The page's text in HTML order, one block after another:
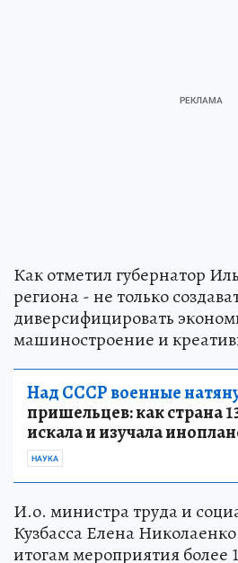
Как отметил губернатор
региона - не только
диверсифицировать
машиностроение и
Над СССР военные
пришельцев: как страна
искала и изучала
НАУКА
И.о. министра труда и
Кузбасса Елена
итогам мероприятия более